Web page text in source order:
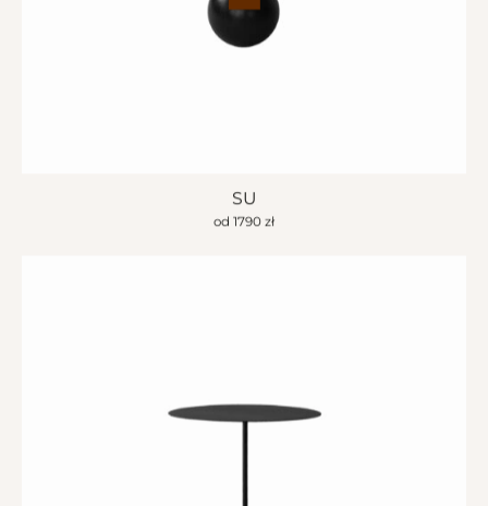
SU
od 1790 zł